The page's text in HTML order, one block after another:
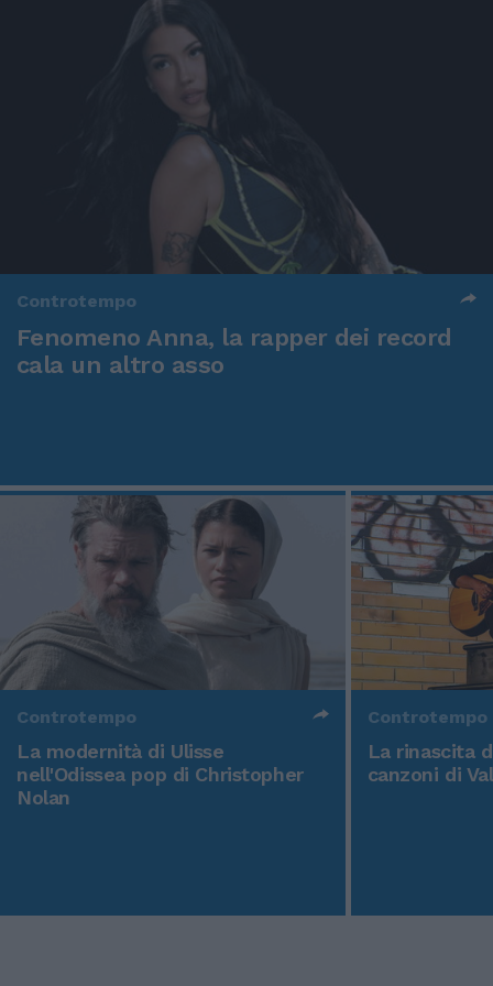
Controtempo
Fenomeno Anna, la rapper dei record
cala un altro asso
Controtempo
La modernità di Ulisse
nell'Odissea pop di Christopher
Nolan
Controtempo
La rinascita
canzoni di